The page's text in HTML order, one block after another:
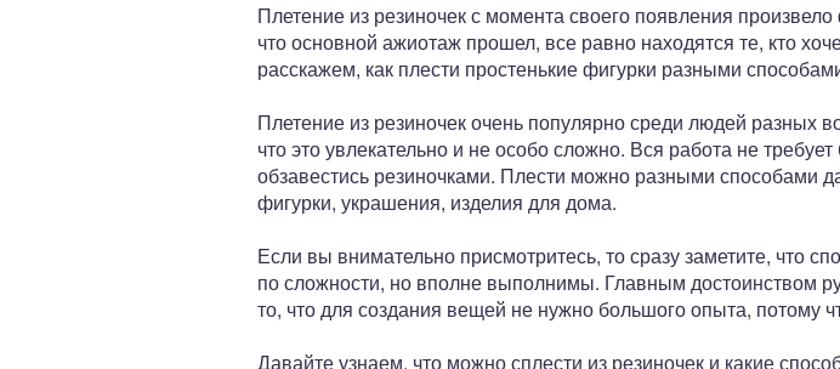
Плетение из резиночек с момента своего появления
что основной ажиотаж прошел, все равно находятся те, кто
расскажем, как плести простенькие фигурки разными
Плетение из резиночек очень популярно среди людей разных
что это увлекательно и не особо сложно. Вся работа не
обзавестись резиночками. Плести можно разными способами
фигурки, украшения, изделия для дома.
Если вы внимательно присмотритесь, то сразу заметите, что
по сложности, но вполне выполнимы. Главным достоинством
то, что для создания вещей не нужно большого опыта, потому
Давайте узнаем, что можно сплести из резиночек и какие